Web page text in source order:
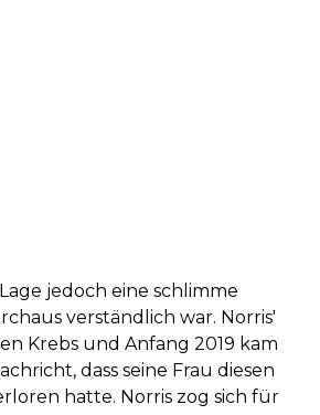
jedoch eine schlimme
verständlich war. Norris'
Krebs und Anfang 2019 kam
dass seine Frau diesen
hatte. Norris zog sich für